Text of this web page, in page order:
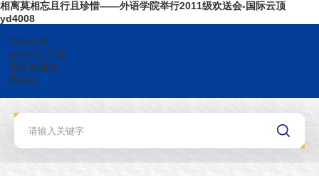
相离莫相忘且行且珍惜——外语学院举行2011级欢送会-国际云顶
yd4008
国际云顶
yd4008-云顶
国际集团游
戏app